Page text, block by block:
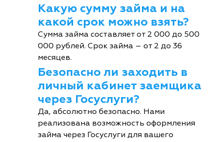
Какую сумму займа и на
какой срок можно взять?
Сумма займа составляет от 2 000 до 500
000 рублей. Срок займа – от 2 до 36
месяцев.
Безопасно ли заходить в
личный кабинет заемщика
через Госуслуги?
Да, абсолютно безопасно. Нами
реализована возможность оформления
займа через Госуслуги для вашего